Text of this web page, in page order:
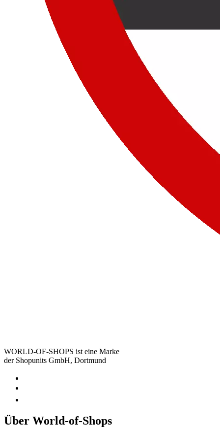
WORLD-OF-SHOPS ist eine Marke
der Shopunits GmbH, Dortmund
Über World-of-Shops